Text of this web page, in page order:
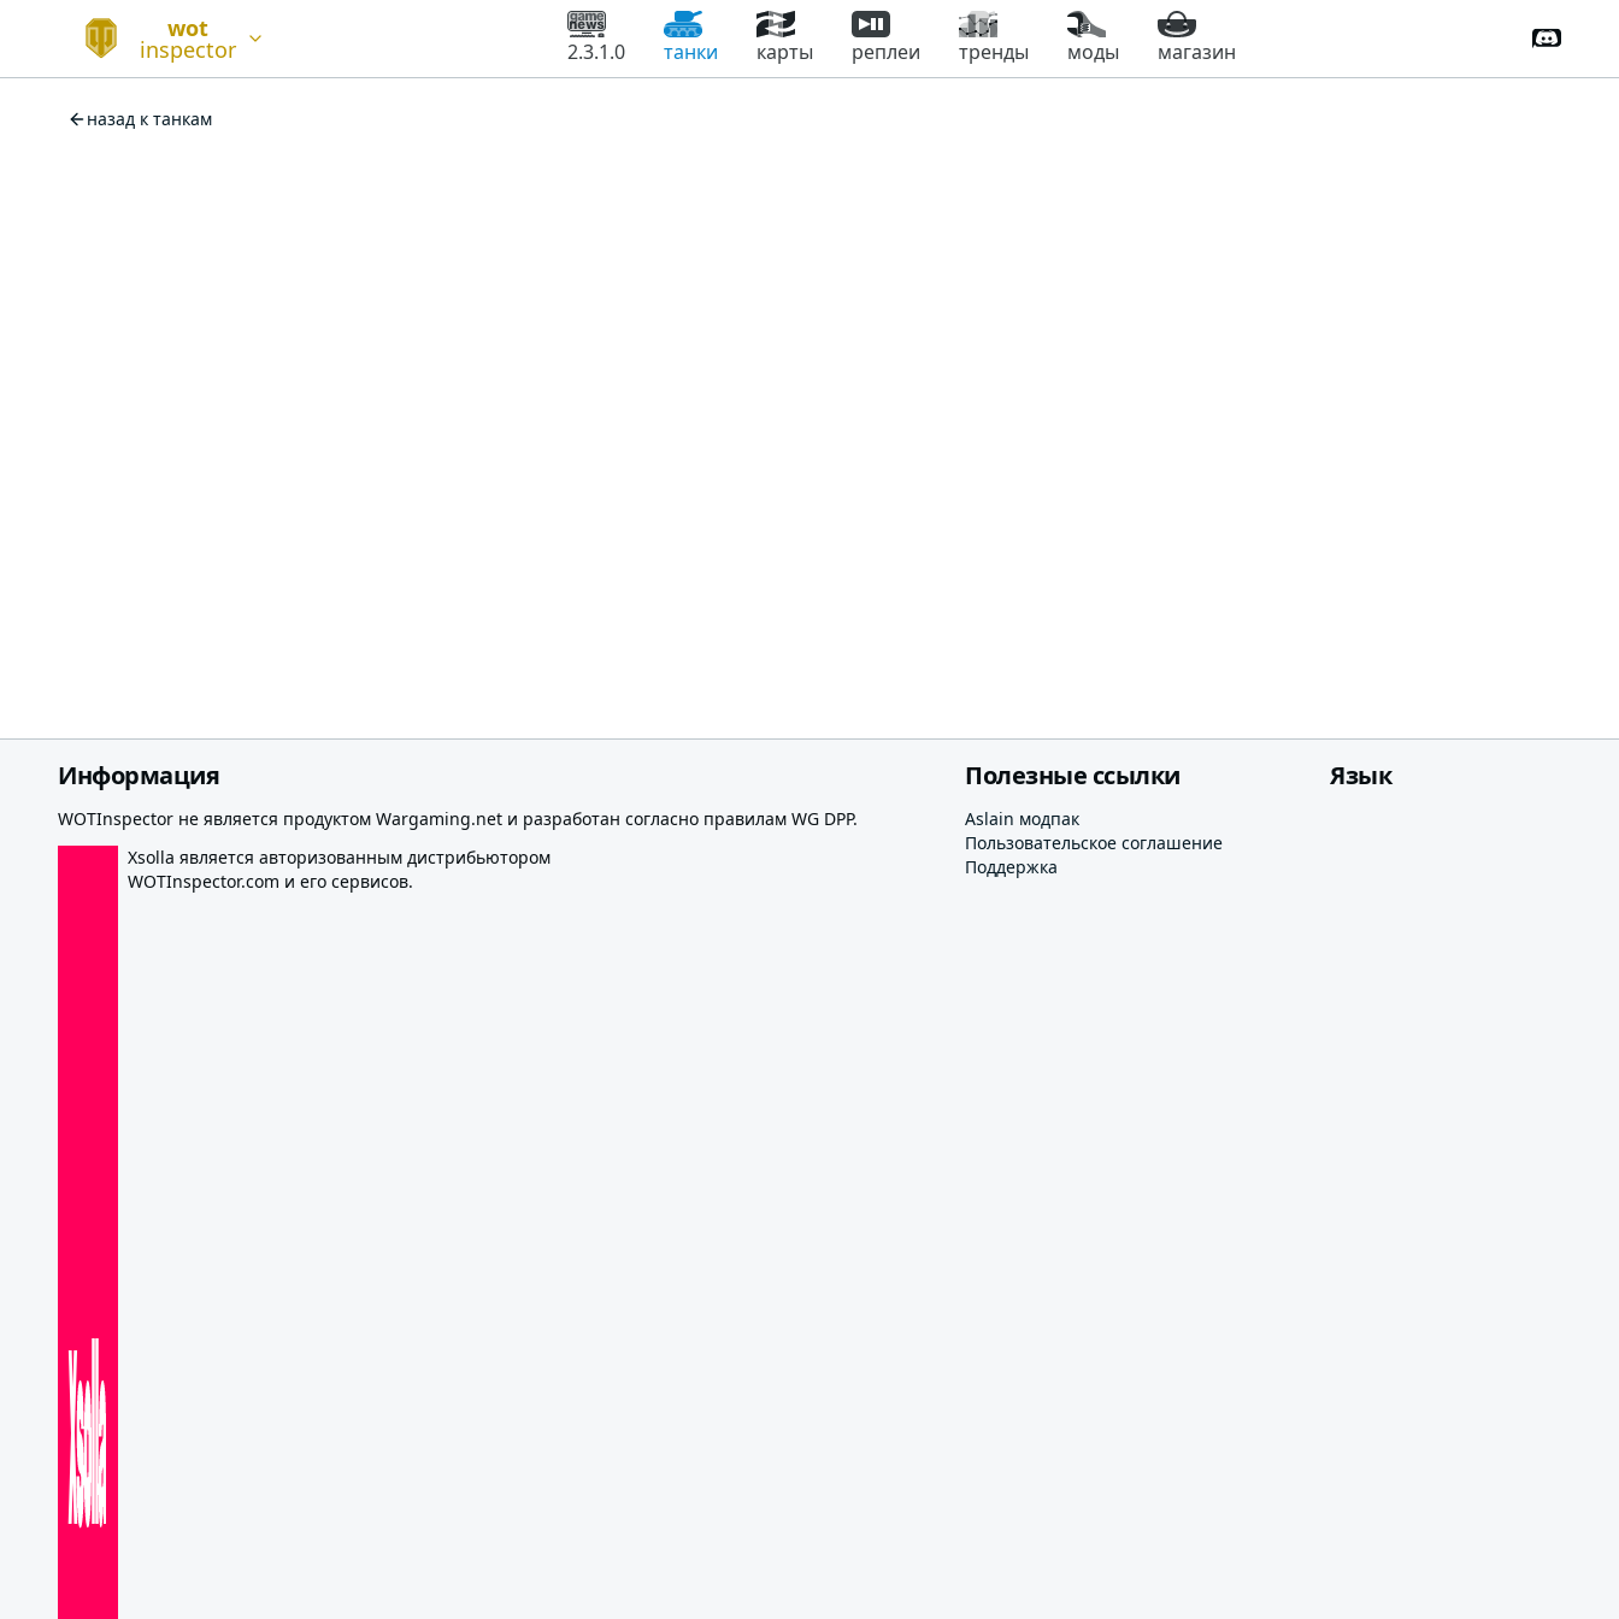
wot
inspector 2.3.1.0 танки карты реплеи тренды моды магазин
назад к танкам
Информация
WOTInspector не является продуктом Wargaming.net и разработан согласно правилам WG DPP.
Xsolla является авторизованным дистрибьютором
WOTInspector.com и его сервисов.
Полезные ссылки
Aslain модпак
Пользовательское соглашение
Поддержка
Язык